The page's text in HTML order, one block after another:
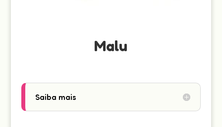
Malu
Saiba mais